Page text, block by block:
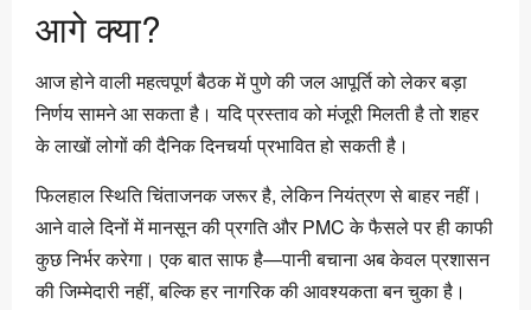
आगे क्या?
आज होने वाली महत्वपूर्ण बैठक में पुणे की जल आपूर्ति को लेकर बड़ा
निर्णय सामने आ सकता है। यदि प्रस्ताव को मंजूरी मिलती है तो शहर
के लाखों लोगों की दैनिक दिनचर्या प्रभावित हो सकती है।
फिलहाल स्थिति चिंताजनक जरूर है, लेकिन नियंत्रण से बाहर नहीं।
आने वाले दिनों में मानसून की प्रगति और PMC के फैसले पर ही काफी
कुछ निर्भर करेगा। एक बात साफ है—पानी बचाना अब केवल प्रशासन
की जिम्मेदारी नहीं, बल्कि हर नागरिक की आवश्यकता बन चुका है।